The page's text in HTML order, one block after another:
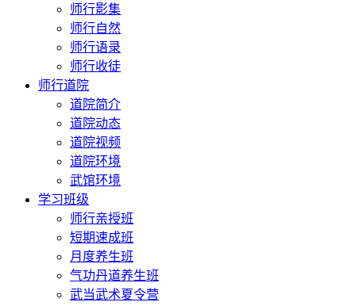
师行影集
师行自然
师行语录
师行收徒
师行道院
道院简介
道院动态
道院视频
道院环境
武馆环境
学习班级
师行亲授班
短期速成班
月度养生班
气功丹道养生班
武当武术夏令营